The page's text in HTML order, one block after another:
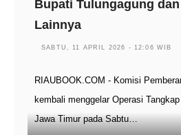
Bupati Tulungagung
Lainnya
SABTU, 11 APRIL 2026 - 12:06 WIB
RIAUBOOK.COM - Komisi
kembali menggelar Operasi
Jawa Timur pada Sabtu…